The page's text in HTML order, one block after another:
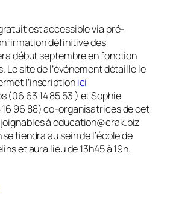
est accessible via pré-
définitive des
début septembre en fonction
Le site de l’événement détaille le
l’inscriptionici
(06 63 14 85 53 ) et Sophie
96 88) co-organisatrices de cet
à education@crak.biz
tiendra au sein de l’école de
et aura lieu de 13h45 à 19h.